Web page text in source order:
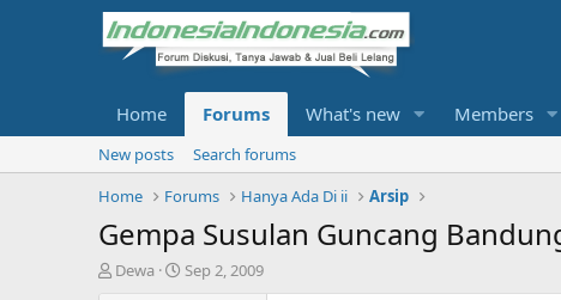
Home Forums What's new Members
New posts
Search forums
Home
Forums Hanya Ada Di ii Arsip
Gempa Susulan Guncang
T
Dewa
S
Sep 2, 2009